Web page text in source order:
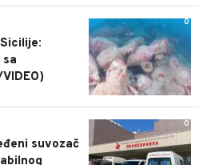
0
0
suvozač